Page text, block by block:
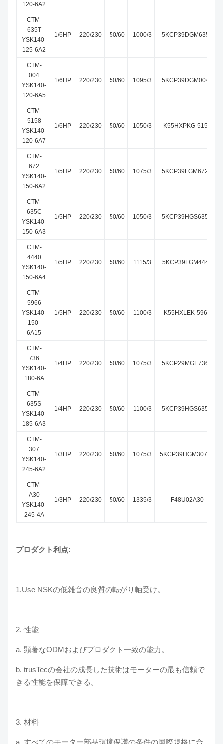
120-6A2
CTM-
635T
YSK140-
125-6A2
1/6HP 220/230 50/60 1000/3 5KCP39DGM635T
CTM-
004
YSK140-
120-6A5
1/6HP 220/230 50/60 1095/3 5KCP39DGM004T
CTM-
5158
YSK140-
120-6A7
1/6HP 220/230 50/60 1050/3 K55HXPKG-5158
CTM-
672
YSK140-
150-6A2
1/5HP 220/230 50/60 1075/3 5KCP39FGM672S
CTM-
635C
YSK140-
150-6A3
1/5HP 220/230 50/60 1050/3 5KCP39HGS635C
CTM-
4440
YSK140-
150-6A4
1/5HP 220/230 50/60 1115/3 5KCP39FGM4440
CTM-
5966
YSK140-
150-
6A15
1/5HP 220/230 50/60 1100/3 K55HXLEK-5966
CTM-
736
YSK140-
180-6A
1/4HP 220/230 50/60 1075/3 5KCP29MGE736S
CTM-
635S
YSK140-
185-6A3
1/4HP 220/230 50/60 1100/3 5KCP39HGS635S
CTM-
307
YSK140-
245-6A2
1/3HP 220/230 50/60 1075/3 5KCP39HGM307AT
CTM-
A30
YSK140-
245-4A
1/3HP 220/230 50/60 1335/3 F48U02A30
プロダクト利点:
1.Use NSKの低雑音の良質の転がり軸受け。
2. 性能
a. 顕著なODMおよびプロダクト一致の能力。
b. trusTecの会社の成長した技術はモーターの最も信頼で
きる性能を保障できる。
3. 材料
a. すべてのモーター部品環境保護の条件の国際規格に合